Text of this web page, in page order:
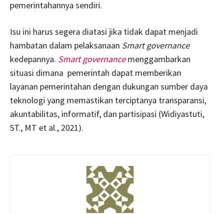
pemerintahannya sendiri.
Isu ini harus segera diatasi jika tidak dapat menjadi
hambatan dalam pelaksanaan Smart governance
kedepannya. Smart governance menggambarkan
situasi dimana pemerintah dapat memberikan
layanan pemerintahan dengan dukungan sumber daya
teknologi yang memastikan terciptanya transparansi,
akuntabilitas, informatif, dan partisipasi (Widiyastuti,
ST., MT et al., 2021).